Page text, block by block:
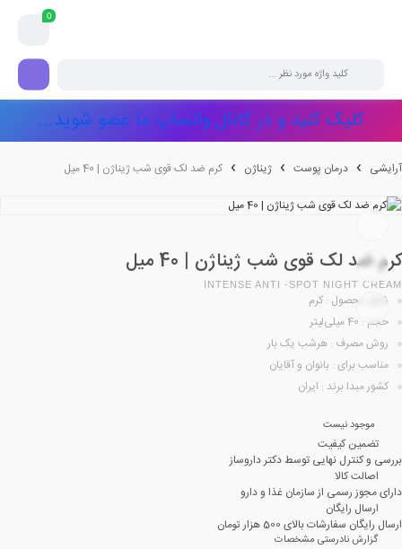
0
کلیک کنید و در کانال واتساپ ما عضو شوید...
آرایشی درمان پوست ژیناژن کرم ضد لک قوی شب ژیناژن | 40 میل
کرم ضد لک قوی شب ژیناژن | 40 میل
INTENSE ANTI -SPOT NIGHT CREAM
شکل محصول : کرم
حجم : 40 میلی‌لیتر
روش مصرف : هرشب یک بار
مناسب برای : بانوان و آقایان
کشور مبدا برند : ایران
موجود نیست
تضمین کیفیت
بررسی و کنترل نهایی توسط دکتر داروساز
اصالت کالا
دارای مجوز رسمی از سازمان غذا و دارو
ارسال رایگان
ارسال رایگان سفارشات بالای 500 هزار تومان
گزارش نادرستی مشخصات